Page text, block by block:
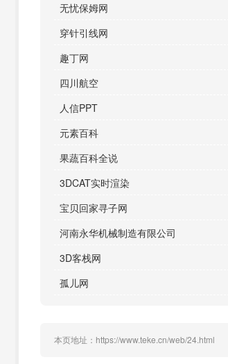
无忧保姆网
穿针引线网
趣丁网
四川航空
人信PPT
元素百科
果蔬百科全说
3DCAT实时渲染
宝贝回家寻子网
河南永华机械制造有限公司
3D客栈网
孤儿网
本页地址：https://www.teke.cn/web/24.html